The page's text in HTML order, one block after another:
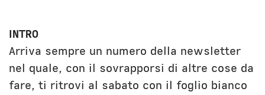
INTRO
Arriva sempre un numero della newsletter
nel quale, con il sovrapporsi di altre cose da
fare, ti ritrovi al sabato con il foglio bianco